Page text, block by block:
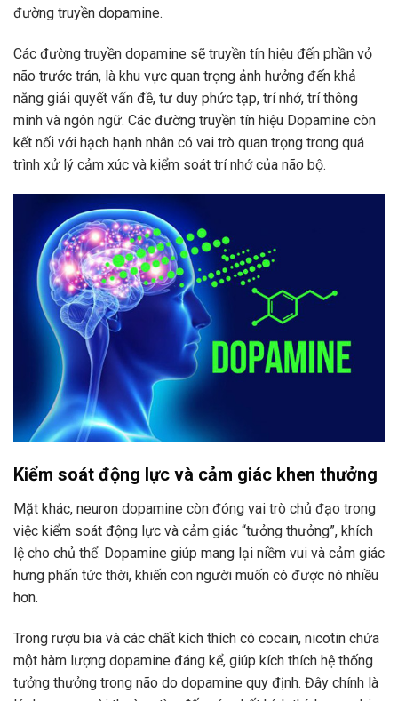
đường truyền dopamine.
Các đường truyền dopamine sẽ truyền tín hiệu đến phần vỏ
não trước trán, là khu vực quan trọng ảnh hưởng đến khả
năng giải quyết vấn đề, tư duy phức tạp, trí nhớ, trí thông
minh và ngôn ngữ. Các đường truyền tín hiệu Dopamine còn
kết nối với hạch hạnh nhân có vai trò quan trọng trong quá
trình xử lý cảm xúc và kiểm soát trí nhớ của não bộ.
Kiểm soát động lực và cảm giác khen thưởng
Mặt khác, neuron dopamine còn đóng vai trò chủ đạo trong
việc kiểm soát động lực và cảm giác “tưởng thưởng”, khích
lệ cho chủ thể. Dopamine giúp mang lại niềm vui và cảm giác
hưng phấn tức thời, khiến con người muốn có được nó nhiều
hơn.
Trong rượu bia và các chất kích thích có cocain, nicotin chứa
một hàm lượng dopamine đáng kể, giúp kích thích hệ thống
tưởng thưởng trong não do dopamine quy định. Đây chính là